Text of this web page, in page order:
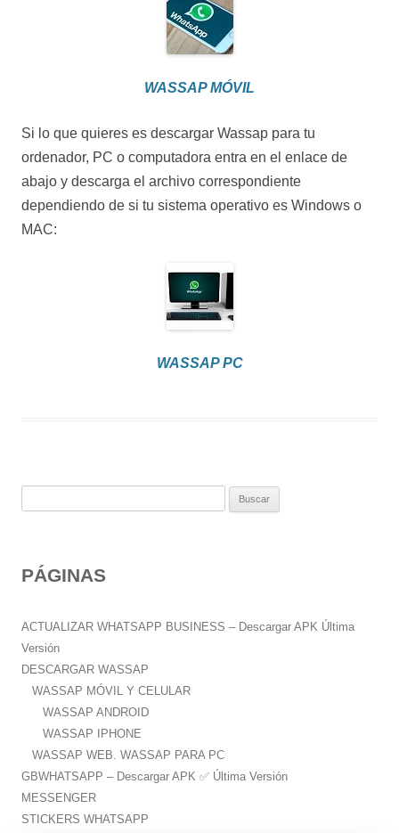
WASSAP MÓVIL
Si lo que quieres es descargar Wassap para tu
ordenador, PC o computadora entra en el enlace de
abajo y descarga el archivo correspondiente
dependiendo de si tu sistema operativo es Windows o
MAC:
WASSAP PC
a
:
PÁGINAS
ACTUALIZAR WHATSAPP BUSINESS – Descargar APK Última
Versión
DESCARGAR WASSAP
WASSAP MÓVIL Y CELULAR
WASSAP ANDROID
WASSAP IPHONE
WASSAP WEB. WASSAP PARA PC
GBWHATSAPP – Descargar APK ✅️ Última Versión
MESSENGER
STICKERS WHATSAPP